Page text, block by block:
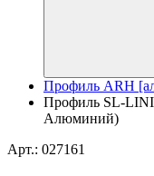
Профиль ARH
Профиль SL-
Алюминий)
Арт.: 027161